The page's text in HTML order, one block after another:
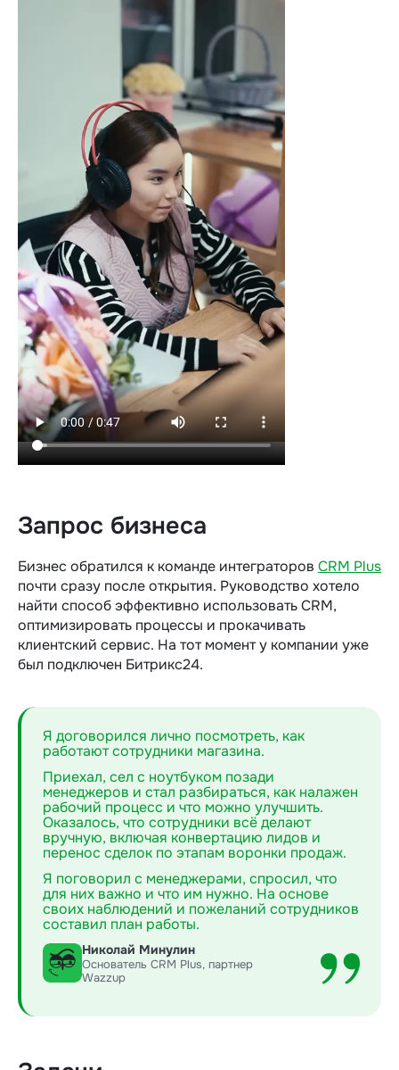
Запрос бизнеса
Бизнес обратился к команде интеграторов CRM Plus
почти сразу после открытия. Руководство хотело
найти способ эффективно использовать CRM,
оптимизировать процессы и прокачивать
клиентский сервис. На тот момент у компании уже
был подключен Битрикс24.
Я договорился лично посмотреть, как
работают сотрудники магазина.
Приехал, сел с ноутбуком позади
менеджеров и стал разбираться, как налажен
рабочий процесс и что можно улучшить.
Оказалось, что сотрудники всё делают
вручную, включая конвертацию лидов и
перенос сделок по этапам воронки продаж.
Я поговорил с менеджерами, спросил, что
для них важно и что им нужно. На основе
своих наблюдений и пожеланий сотрудников
составил план работы.
Николай Минулин
Основатель CRM Plus, партнер
Wazzup